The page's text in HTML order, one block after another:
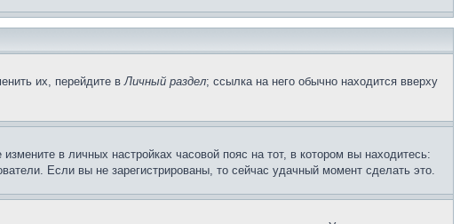
их, перейдите вЛичный раздел; ссылка на него обычно находится вверху
в личных настройках часовой пояс на тот, в котором вы находитесь:
Если вы не зарегистрированы, то сейчас удачный момент сделать это.